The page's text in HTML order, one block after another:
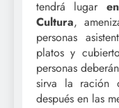
tendrá lugar
Cultura,
personas
platos y
personas
sirva la ración
después en las